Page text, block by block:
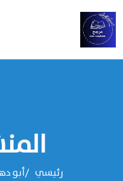
رئيسي أبو